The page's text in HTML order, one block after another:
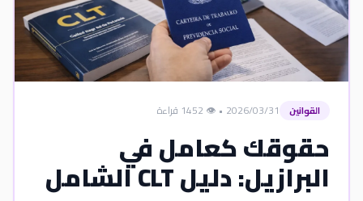
القوانين 2026/03/31
• 👁️ 1452 قراءة
حقوقك كعامل في
البرازيل: دليل CLT الشامل